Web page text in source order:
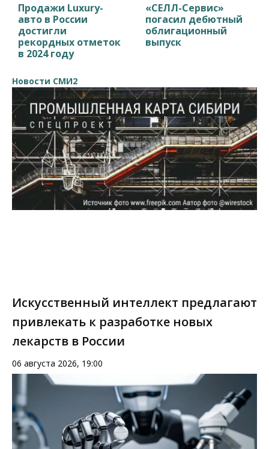
Продажи Luxury-
авто в России
достигли
рекордных отметок
в 2024 году
«СЕЛЛ-Сервис»
погасил дебютный
облигационный
выпуск
Новости СМИ2
Искусственный интеллект предлагают
привлекать к разработке новых
лекарств в России
06 августа 2026, 19:00